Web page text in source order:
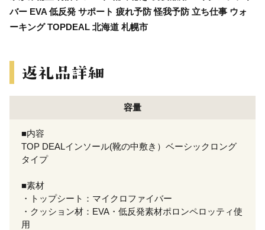
バー EVA 低反発 サポート 疲れ予防 怪我予防 立ち仕事 ウォ
ーキング TOPDEAL 北海道 札幌市
容量
■内容
TOP DEALインソール(靴の中敷き）ベーシックロング
タイプ
■素材
・トップシート：マイクロファイバー
・クッション材：EVA・低反発素材ポロンペロッティ使
用